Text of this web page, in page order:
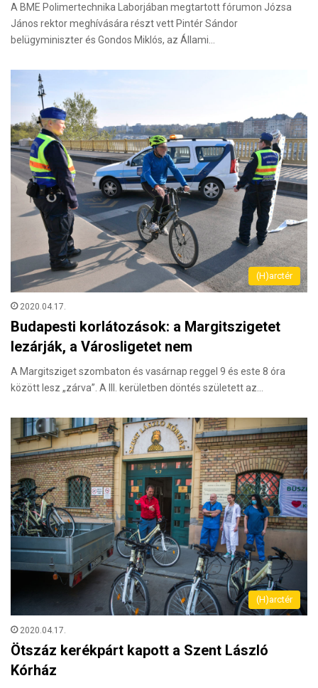
A BME Polimertechnika Laborjában megtartott fórumon Józsa
János rektor meghívására részt vett Pintér Sándor
belügyminiszter és Gondos Miklós, az Állami…
(H)arctér
2020.04.17.
Budapesti korlátozások: a Margitszigetet
lezárják, a Városligetet nem
A Margitsziget szombaton és vasárnap reggel 9 és este 8 óra
között lesz „zárva”. A III. kerületben döntés született az…
(H)arctér
2020.04.17.
Ötszáz kerékpárt kapott a Szent László
Kórház